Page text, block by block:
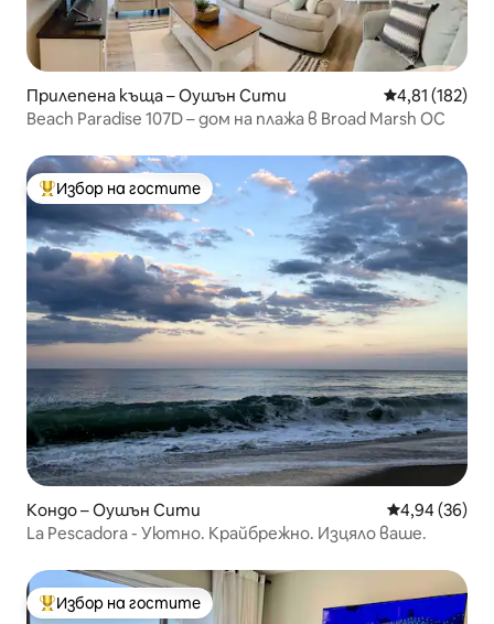
Прилепена къща – Оушън Сити Средна
4,81 (182)
Beach Paradise 107D – дом на плажа в Broad Marsh OC
Най-популярен избор на гостите
Избор на гостите
Кондо – Оушън Сити Средна
4,94 (36)
La Pescadora - Уютно. Крайбрежно. Изцяло ваше.
Най-популярен избор на гостите
Избор на гостите